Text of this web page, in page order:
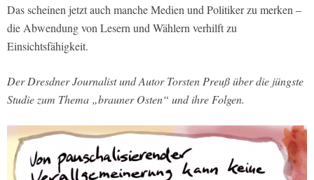
Das scheinen jetzt auch manche Medien und Politiker zu merken –
die Abwendung von Lesern und Wählern verhilft zu
Einsichtsfähigkeit.
Der Dresdner Journalist und Autor Torsten Preuß über die jüngste
Studie zum Thema „brauner Osten“ und ihre Folgen.